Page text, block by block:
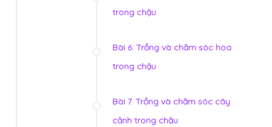
trong chậu
Bài 6: Trồng và chăm sóc hoa
trong chậu
Bài 7. Trồng và chăm sóc cây
cảnh trong chậu